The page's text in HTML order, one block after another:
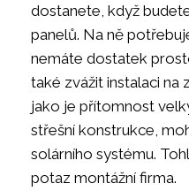
dostanete, když
panelů. Na ně
nemáte dostatek
také zvážit instalaci na
jako je přítomnost
střešní konstrukce,
solárního systému.
potaz montážní firma.